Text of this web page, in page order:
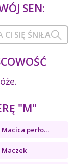
SEN:
"M"
Macica perło...
Maczek